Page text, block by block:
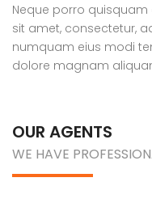
Neque porro
sit amet, consectetur,
numquam eius modi
dolore magnam
OUR AGENTS
WE HAVE